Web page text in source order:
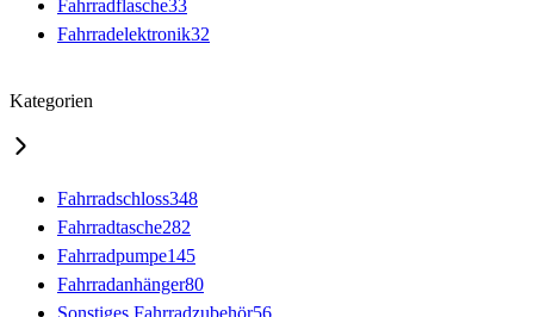
Fahrradflasche33
Fahrradelektronik32
Kategorien
Fahrradschloss348
Fahrradtasche282
Fahrradpumpe145
Fahrradanhänger80